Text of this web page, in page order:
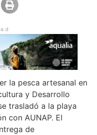
la pesca artesanal en
y Desarrollo
trasladó a la playa
con AUNAP. El
de